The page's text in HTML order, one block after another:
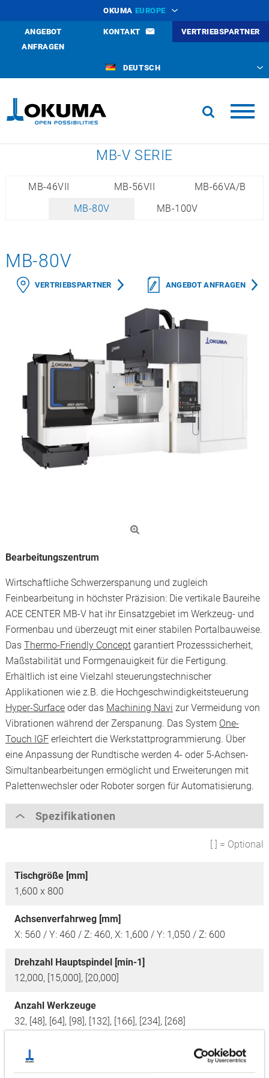
OKUMA EUROPE
ANGEBOT
ANFRAGEN
KONTAKT VERTRIEBSPARTNER
DEUTSCH
MB-V SERIE
MB-46VII MB-56VII
MB-66VA/B
MB-80V
MB-100V
MB-80V
VERTRIEBSPARTNER ANGEBOT ANFRAGEN
Bearbeitungszentrum
Wirtschaftliche Schwerzerspanung und zugleich
Feinbearbeitung in höchster Präzision: Die vertikale Baureihe
ACE CENTER MB-V hat ihr Einsatzgebiet im Werkzeug- und
Formenbau und überzeugt mit einer stabilen Portalbauweise.
Das Thermo-Friendly Conceptgarantiert Prozesssicherheit,
Maßstabilität und Formgenauigkeit für die Fertigung.
Erhältlich ist eine Vielzahl steuerungstechnischer
Applikationen wie z.B. die Hochgeschwindigkeitsteuerung
Hyper-Surfaceoder das Machining Navi zur Vermeidung von
Vibrationen während der Zerspanung. Das System One-
Touch IGFerleichtert die Werkstattprogrammierung. Über
eine Anpassung der Rundtische werden 4- oder 5-Achsen-
Simultanbearbeitungen ermöglicht und Erweiterungen mit
Palettenwechsler oder Roboter sorgen für Automatisierung.
Spezifikationen
[ ] = Optional
Tischgröße [mm]
1,600 x 800
Achsenverfahrweg [mm]
X: 560 / Y: 460 / Z: 460, X: 1,600 / Y: 1,050 / Z: 600
Drehzahl Hauptspindel [min-1]
12,000, [15,000], [20,000]
Anzahl Werkzeuge
32, [48], [64], [98], [132], [166], [234], [268]
Motor [kW]
26/18,5, [30/22], 33/26